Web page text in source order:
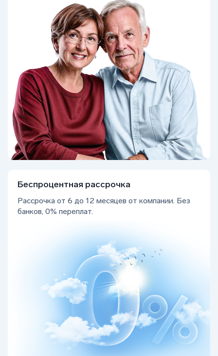
Беcпроцентная рассрочка
Рассрочка от 6 до 12 месяцев от компании. Без
банков, 0% переплат.